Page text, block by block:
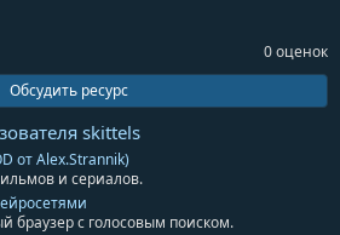
0 оценок
Обсудить ресурс
skittels
от Alex.Strannik)
и сериалов.
браузер с голосовым поиском.